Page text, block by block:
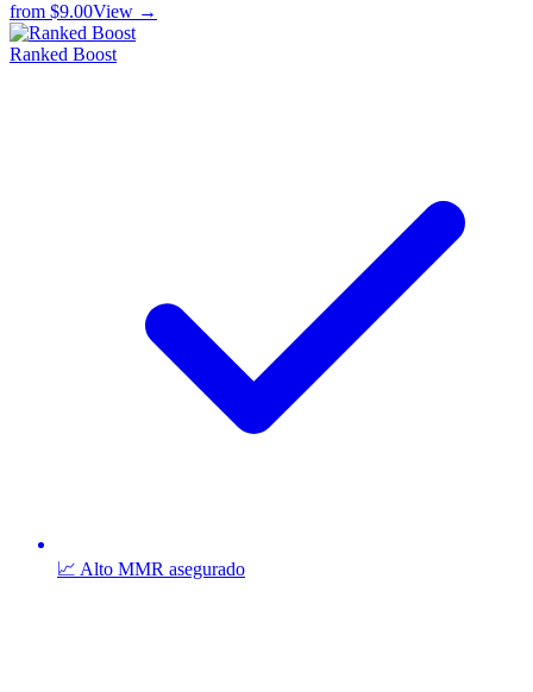
from $9.00View →
Ranked Boost
📈 Alto MMR asegurado